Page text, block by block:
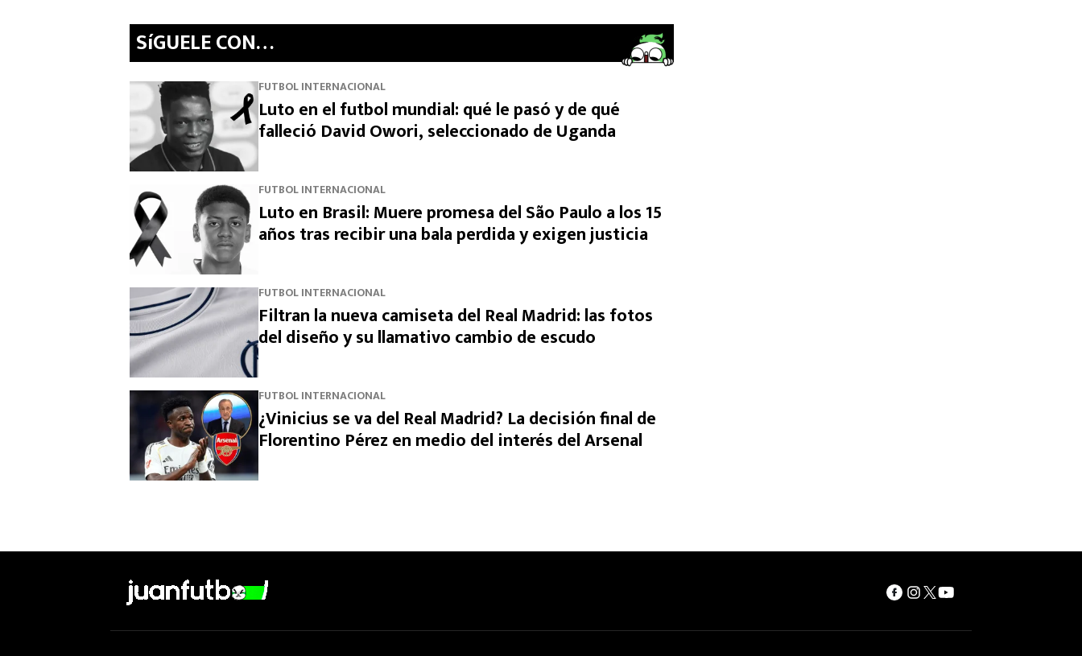
SíGUELE CON…
FUTBOL INTERNACIONAL
Luto en el futbol mundial: qué le pasó y de qué
falleció David Owori, seleccionado de Uganda
FUTBOL INTERNACIONAL
Luto en Brasil: Muere promesa del São Paulo a los 15
años tras recibir una bala perdida y exigen justicia
FUTBOL INTERNACIONAL
Filtran la nueva camiseta del Real Madrid: las fotos
del diseño y su llamativo cambio de escudo
FUTBOL INTERNACIONAL
¿Vinicius se va del Real Madrid? La decisión final de
Florentino Pérez en medio del interés del Arsenal